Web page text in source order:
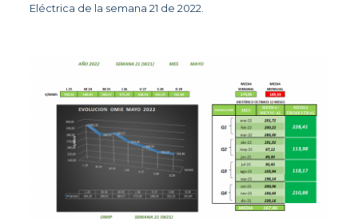
Eléctrica de la semana 21 de 2022.